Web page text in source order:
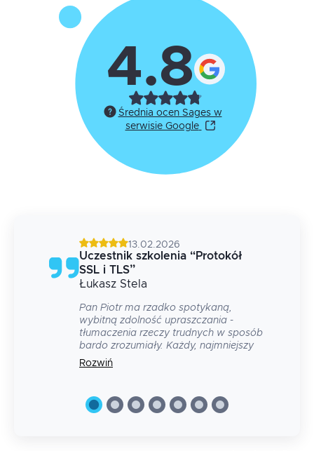
4.8
Średnia ocen Sages w
serwisie Google
13.02.2026
Uczestnik szkolenia “Protokół
SSL i TLS”
Łukasz Stela
Pan Piotr ma rzadko spotykaną,
wybitną zdolność upraszczania -
tłumaczenia rzeczy trudnych w sposób
bardo zrozumiały. Każdy, najmniejszy
element szkolenia, łącznie z
prowadzącego dała jedno z
najlepszych szkoleń, w których
Rozwiń